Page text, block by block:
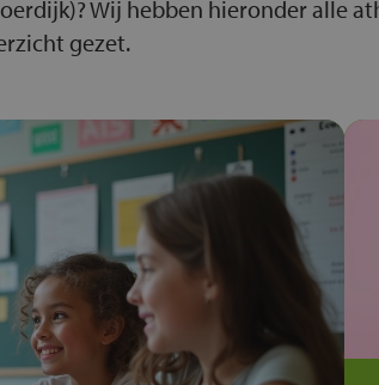
Wij hebben hieronder alle
gezet.